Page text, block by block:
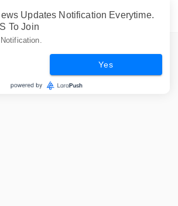
Updates Notification Everytime.
To Join
Yes